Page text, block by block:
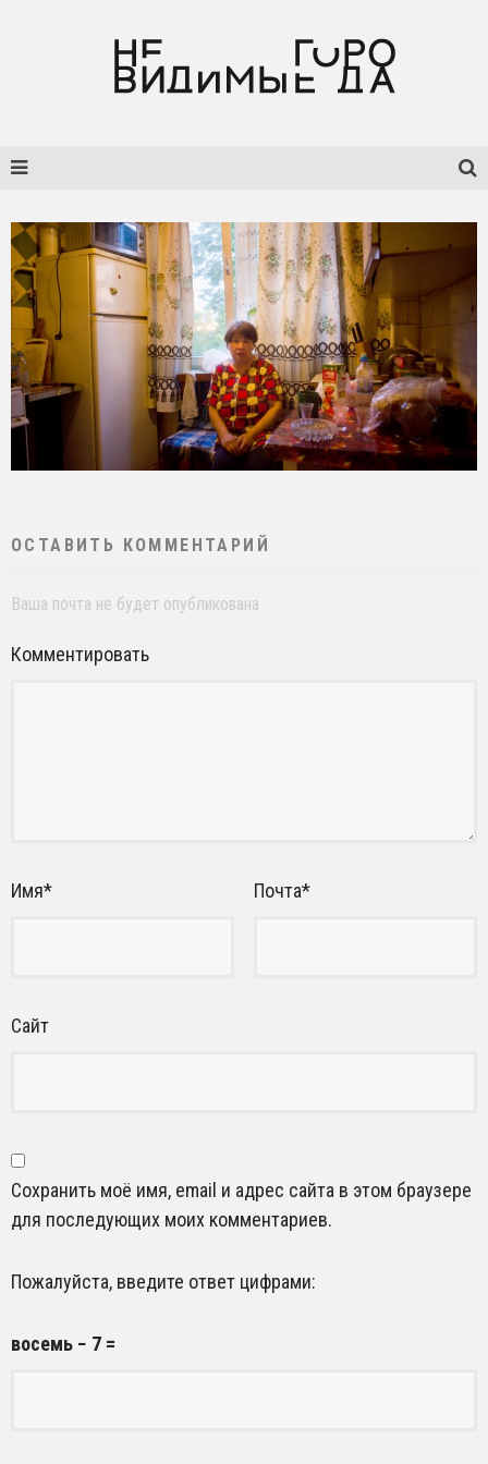
ОСТАВИТЬ КОММЕНТАРИЙ
Ваша почта не будет опубликована
Комментировать
Имя* Почта*
Сайт
Сохранить моё имя, email и адрес сайта в этом браузере
для последующих моих комментариев.
Пожалуйста, введите ответ цифрами:
восемь − 7 =